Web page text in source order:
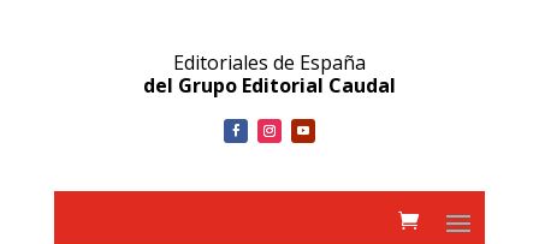
Editoriales de España
del Grupo Editorial Caudal